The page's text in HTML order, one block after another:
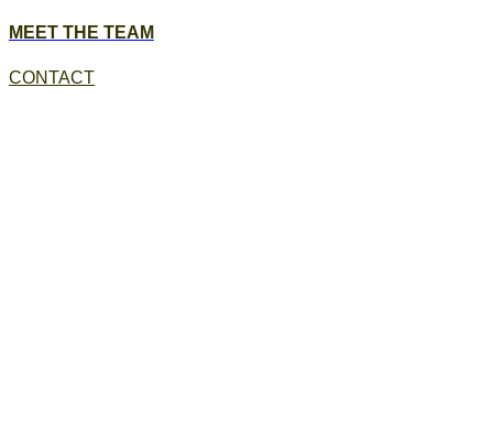
MEET THE TEAM
CONTACT